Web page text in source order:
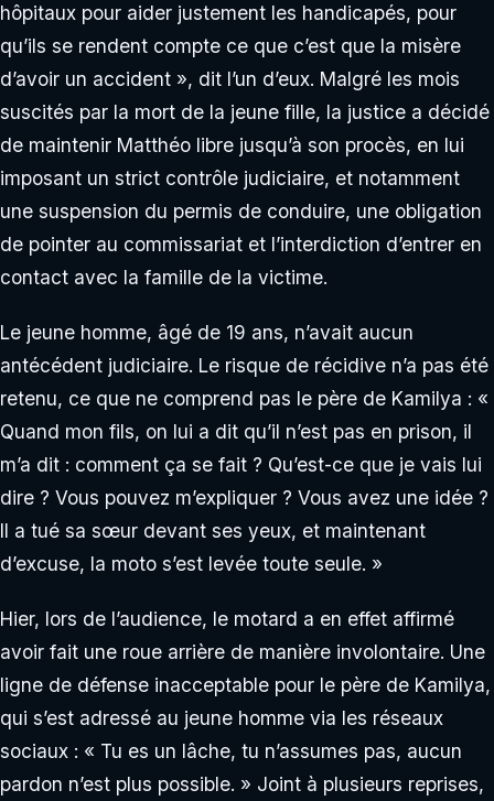
hôpitaux pour aider justement les handicapés, pour
qu’ils se rendent compte ce que c’est que la misère
d’avoir un accident », dit l’un d’eux. Malgré les mois
suscités par la mort de la jeune fille, la justice a décidé
de maintenir Matthéo libre jusqu’à son procès, en lui
imposant un strict contrôle judiciaire, et notamment
une suspension du permis de conduire, une obligation
de pointer au commissariat et l’interdiction d’entrer en
contact avec la famille de la victime.
Le jeune homme, âgé de 19 ans, n’avait aucun
antécédent judiciaire. Le risque de récidive n’a pas été
retenu, ce que ne comprend pas le père de Kamilya : «
Quand mon fils, on lui a dit qu’il n’est pas en prison, il
m’a dit : comment ça se fait ? Qu’est-ce que je vais lui
dire ? Vous pouvez m’expliquer ? Vous avez une idée ?
Il a tué sa sœur devant ses yeux, et maintenant
d’excuse, la moto s’est levée toute seule. »
Hier, lors de l’audience, le motard a en effet affirmé
avoir fait une roue arrière de manière involontaire. Une
ligne de défense inacceptable pour le père de Kamilya,
qui s’est adressé au jeune homme via les réseaux
sociaux : « Tu es un lâche, tu n’assumes pas, aucun
pardon n’est plus possible. » Joint à plusieurs reprises,